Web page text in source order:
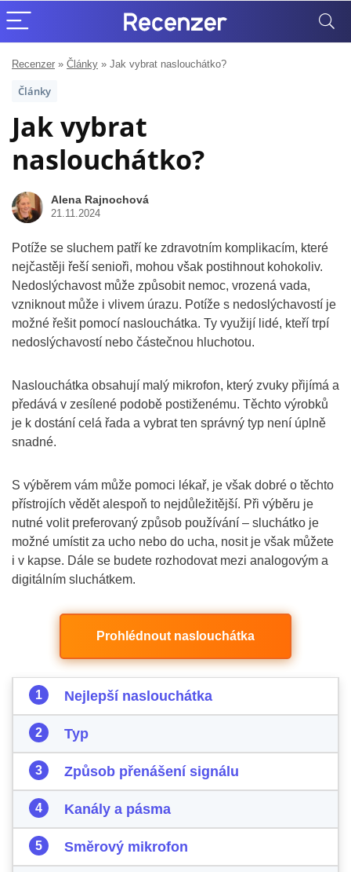
Recenzer » Články » Jak vybrat naslouchátko?
Články
Jak vybrat
naslouchátko?
Alena Rajnochová
21.11.2024
Potíže se sluchem patří ke zdravotním komplikacím, které
nejčastěji řeší senioři, mohou však postihnout kohokoliv.
Nedoslýchavost může způsobit nemoc, vrozená vada,
vzniknout může i vlivem úrazu. Potíže s nedoslýchavostí je
možné řešit pomocí naslouchátka. Ty využijí lidé, kteří trpí
nedoslýchavostí nebo částečnou hluchotou.
Naslouchátka obsahují malý mikrofon, který zvuky přijímá a
předává v zesílené podobě postiženému. Těchto výrobků
je k dostání celá řada a vybrat ten správný typ není úplně
snadné.
S výběrem vám může pomoci lékař, je však dobré o těchto
přístrojích vědět alespoň to nejdůležitější. Při výběru je
nutné volit preferovaný způsob používání – sluchátko je
možné umístit za ucho nebo do ucha, nosit je však můžete
i v kapse. Dále se budete rozhodovat mezi analogovým a
digitálním sluchátkem.
Prohlédnout naslouchátka
Nejlepší naslouchátka
Typ
Způsob přenášení signálu
Kanály a pásma
Směrový mikrofon